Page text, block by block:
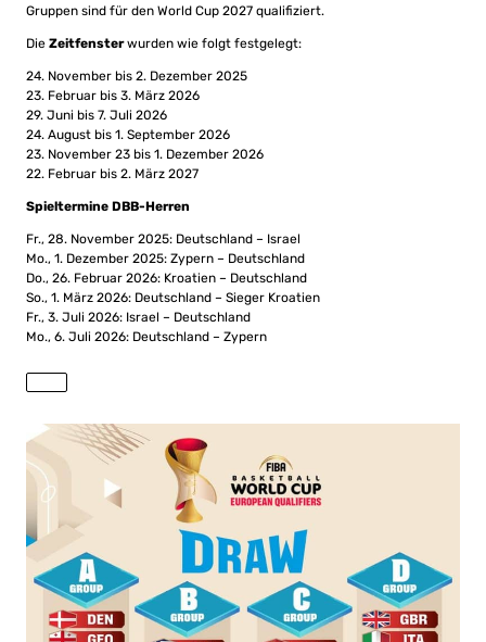
Gruppen sind für den World Cup 2027 qualifiziert.
Die Zeitfensterwurden wie folgt festgelegt:
24. November bis 2. Dezember 2025
23. Februar bis 3. März 2026
29. Juni bis 7. Juli 2026
24. August bis 1. September 2026
23. November 23 bis 1. Dezember 2026
22. Februar bis 2. März 2027
Spieltermine DBB-Herren
Fr., 28. November 2025: Deutschland – Israel
Mo., 1. Dezember 2025: Zypern – Deutschland
Do., 26. Februar 2026: Kroatien – Deutschland
So., 1. März 2026: Deutschland – Sieger Kroatien
Fr., 3. Juli 2026: Israel – Deutschland
Mo., 6. Juli 2026: Deutschland – Zypern